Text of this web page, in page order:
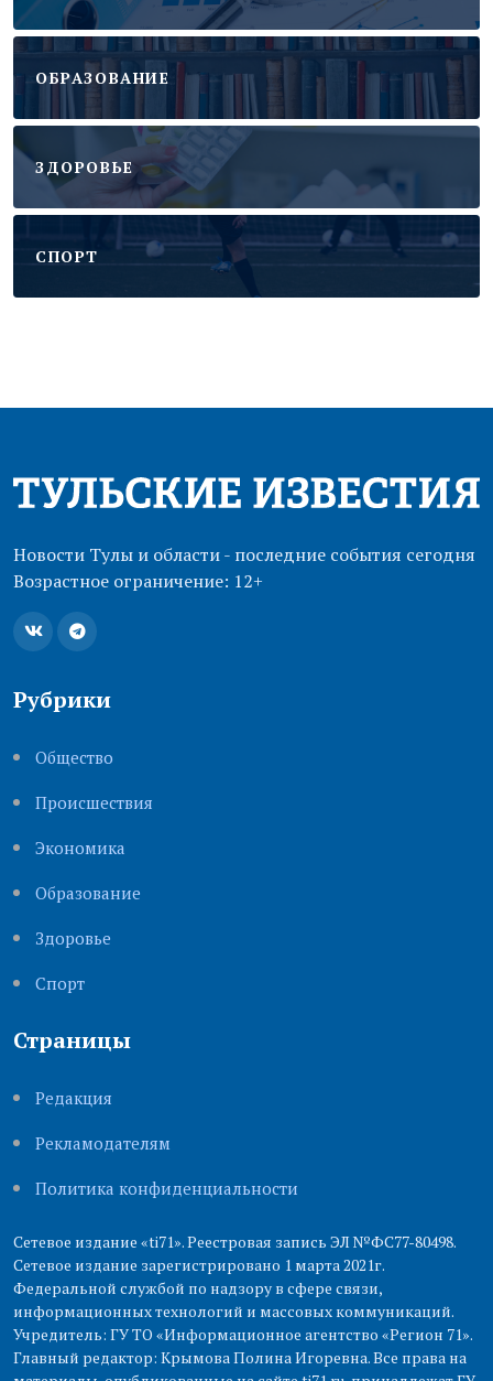
ОБРАЗОВАНИЕ
ЗДОРОВЬЕ
CПОРТ
Новости Тулы и области - последние события сегодня
Возрастное ограничение: 12+
Рубрики
Общество
Происшествия
Экономика
Образование
Здоровье
Cпорт
Страницы
Редакция
Рекламодателям
Политика конфиденциальности
Сетевое издание «ti71». Реестровая запись ЭЛ №ФС77-80498.
Сетевое издание зарегистрировано 1 марта 2021г.
Федеральной службой по надзору в сфере связи,
информационных технологий и массовых коммуникаций.
Учредитель: ГУ ТО «Информационное агентство «Регион 71».
Главный редактор: Крымова Полина Игоревна. Все права на